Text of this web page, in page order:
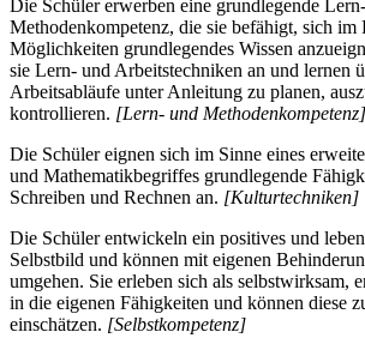
Die Schüler erwerben eine grundlegende
Methodenkompetenz, die sie befähigt, sich im
Möglichkeiten grundlegendes Wissen
sie Lern- und Arbeitstechniken an und lernen
Arbeitsabläufe unter Anleitung zu planen,
kontrollieren. [Lern- und Methodenkompetenz]
Die Schüler eignen sich im Sinne eines
und Mathematikbegriffes grundlegende
Schreiben und Rechnen an. [Kulturtechniken]
Die Schüler entwickeln ein positives und
Selbstbild und können mit eigenen
umgehen. Sie erleben sich als selbstwirksam,
in die eigenen Fähigkeiten und können diese
einschätzen. [Selbstkompetenz]